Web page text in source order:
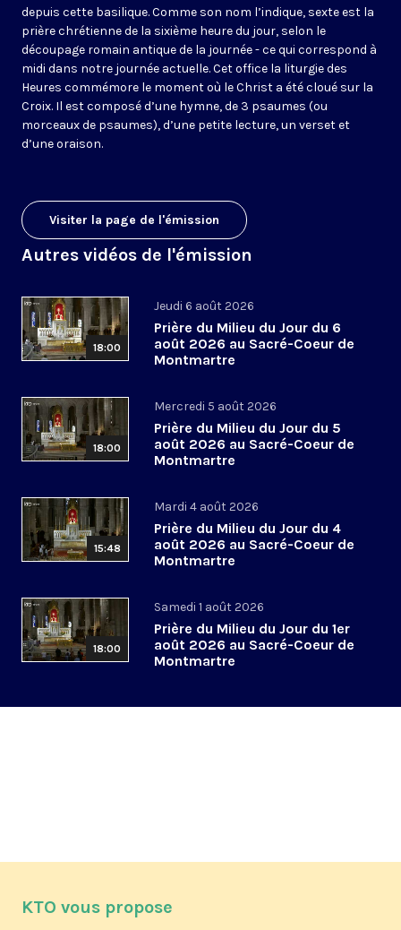
depuis cette basilique. Comme son nom l’indique, sexte est la
prière chrétienne de la sixième heure du jour, selon le
découpage romain antique de la journée - ce qui correspond à
midi dans notre journée actuelle. Cet office la liturgie des
Heures commémore le moment où le Christ a été cloué sur la
Croix. Il est composé d’une hymne, de 3 psaumes (ou
morceaux de psaumes), d’une petite lecture, un verset et
d’une oraison.
Visiter la page de l'émission
Autres vidéos de l'émission
18:00
Jeudi 6 août 2026
Prière du Milieu du Jour du 6
août 2026 au Sacré-Coeur de
Montmartre
18:00
Mercredi 5 août 2026
Prière du Milieu du Jour du 5
août 2026 au Sacré-Coeur de
Montmartre
15:48
Mardi 4 août 2026
Prière du Milieu du Jour du 4
août 2026 au Sacré-Coeur de
Montmartre
18:00
Samedi 1 août 2026
Prière du Milieu du Jour du 1er
août 2026 au Sacré-Coeur de
Montmartre
KTO vous propose